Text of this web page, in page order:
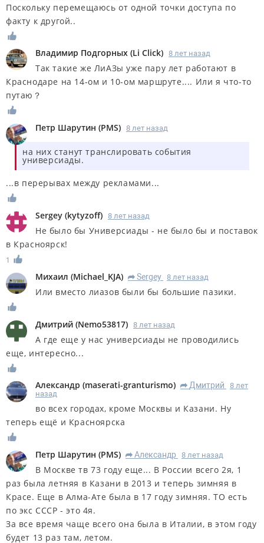
Поскольку перемещаюсь от одной точки доступа по
факту к другой..
Владимир Подгорных (Li Click) 8 лет назад
Так такие же ЛиАЗы уже пару лет работают в
Краснодаре на 14-ом и 10-ом маршруте.... Или я что-то
путаю？
Петр Шарутин (PMS) 8 лет назад
на них станут транслировать события
универсиады.
...в перерывах между рекламами...
Sergey (kytyzoff) 8 лет назад
Не было бы Универсиады - не было бы и поставок
в Красноярск!
1
Михаил (Michael_KJA) R Sergey 8 лет назад
Или вместо лиазов были бы большие пазики.
Дмитрий (Nemo53817) 8 лет назад
А где еще у нас универсиады не проводились
еще, интересно...
Александр (maserati-granturismo) R Дмитрий
8 лет
назад
во всех городах, кроме Москвы и Казани. Ну
теперь ещё и Красноярска
Петр Шарутин (PMS) R Александр 8 лет назад
В Москве тв 73 году еще... В России всего 2я, 1
раз была летняя в Казани в 2013 и теперь зимняя в
Красе. Еще в Алма-Ате была в 17 году зимняя. ТО есть
по экс СССР - это 4я.
За все время чаще всего она была в Италии, в этом году
будет 13 раз там, летом.